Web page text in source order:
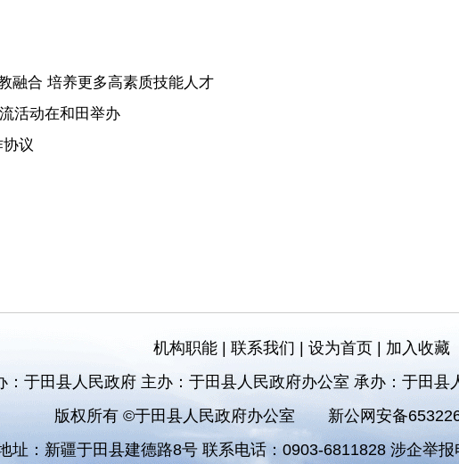
融合 培养更多高素质技能人才
活动在和田举办
议
机构职能| 联系我们 设为首页| 加入收藏
：于田县人民政府 主办：于田县人民政府办公室 承办：于田县
版权所有 ©于田县人民政府办公室
新公网安备
址：新疆于田县建德路8号 联系电话：0903-6811828 涉企举